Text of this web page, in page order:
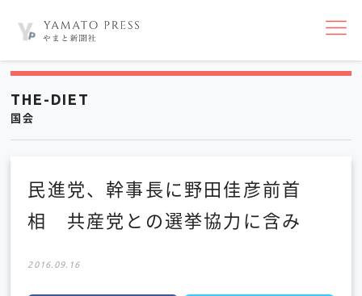
nav
THE-DIET
国会
民進党、幹事長に野田佳彦前首
相 共産党との選挙協力に含み
2016.09.16